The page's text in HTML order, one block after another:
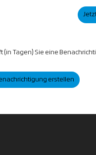
(in Tagen) Sie eine
erstellen